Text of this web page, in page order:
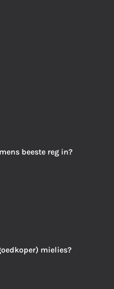
beeste reg in?
mielies?